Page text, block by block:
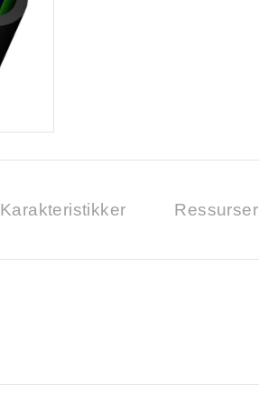
Karakteristikker Ressurser